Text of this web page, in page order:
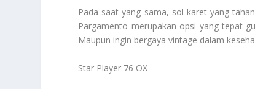
Pada saat yang sama, sol karet yang
Pargamento merupakan opsi yang tepat
Maupun ingin bergaya vintage dalam
Star Player 76 OX